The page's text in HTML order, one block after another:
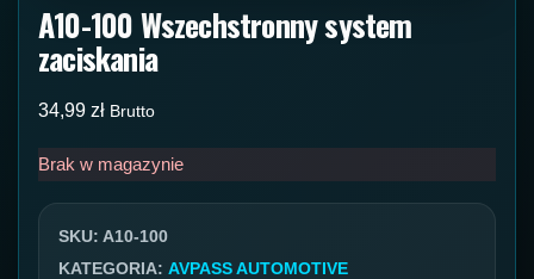
A10-100 Wszechstronny system
zaciskania
34,99 zł Brutto
Brak w magazynie
SKU: A10-100
KATEGORIA: AVPASS AUTOMOTIVE